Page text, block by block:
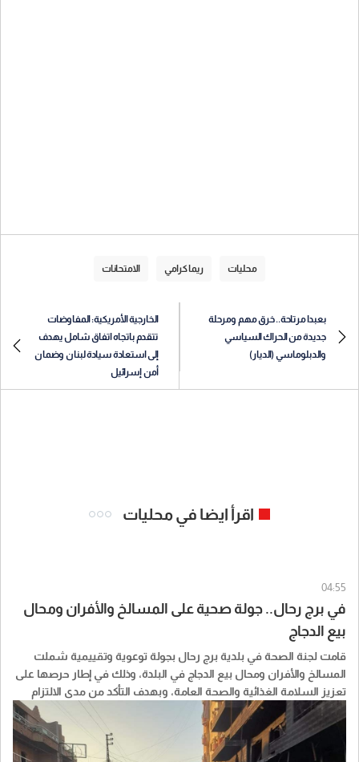
محليات ريما كرامي الامتحانات
بعبدا مرتاحة.. خرق مهم ومرحلة
جديدة من الحراك السياسي
والدبلوماسي (الديار)
الخارجية الأمريكية: المفاوضات
تتقدم باتجاه اتفاق شامل يهدف
إلى استعادة سيادة لبنان وضمان
أمن إسرائيل
اقرأ ايضا في محليات
04:55
في برج رحال.. جولة صحية على المسالخ والأفران ومحال
بيع الدجاج
قامت لجنة الصحة في بلدية برج رحال بجولة توعوية وتقييمية شملت
المسالخ والأفران ومحال بيع الدجاج في البلدة، وذلك في إطار حرصها على
تعزيز السلامة الغذائية والصحة العامة، وبهدف التأكد من مدى الالتزام
بالشروط والمعايير الصحية المطلوبة.